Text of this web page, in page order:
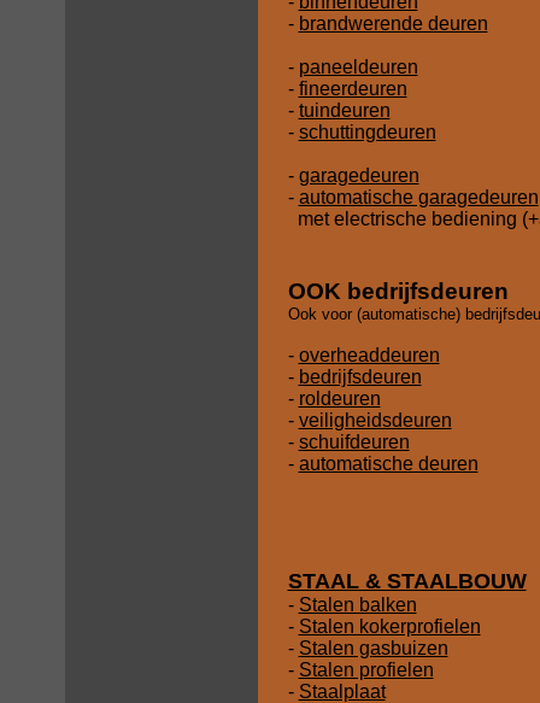
- brandwerende deuren
- paneeldeuren
- fineerdeuren
- tuindeuren
- schuttingdeuren
- garagedeuren
- automatische garagedeuren
met electrische bediening
OOK bedrijfsdeuren
Ook voor (automatische)
- overheaddeuren
- bedrijfsdeuren
- roldeuren
- veiligheidsdeuren
- schuifdeuren
- automatische deuren
STAAL & STAALBOUW
- Stalen balken
- Stalen kokerprofielen
- Stalen gasbuizen
- Stalen profielen
- Staalplaat